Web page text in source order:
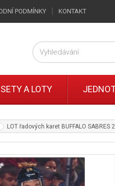
LOT řadových karet BUFFALO SABRES
PODMÍNKY KONTAKT
SETY A LOTY